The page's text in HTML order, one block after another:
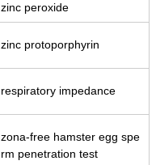
zinc peroxide
zinc protoporphyrin
respiratory impedance
zona-free hamster egg spe
rm penetration test